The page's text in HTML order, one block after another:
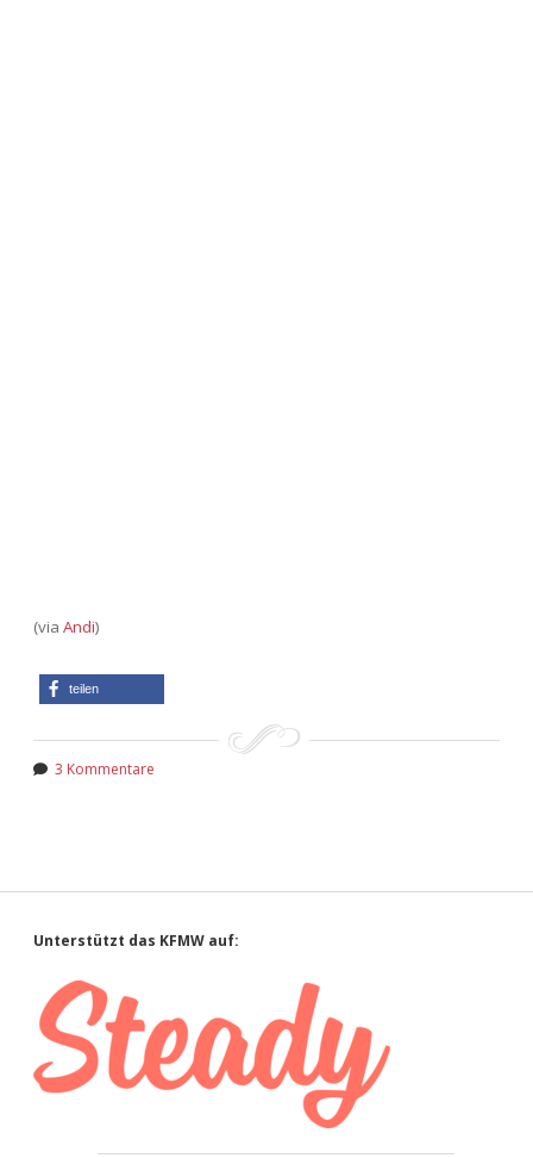
(via Andi)
teilen
3 Kommentare
Sidebar
Unterstützt das KFMW auf: